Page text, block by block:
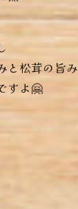
と松茸の旨み
すよ🤗